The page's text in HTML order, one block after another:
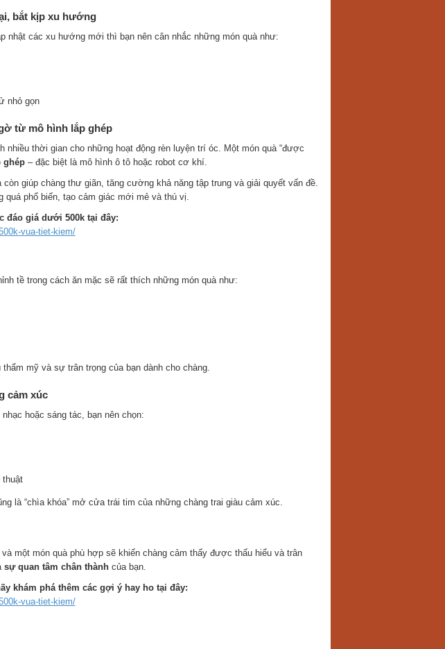
bắt kịp xu hướng
nhật các xu hướng mới thì bạn nên cân nhắc những món quà như:
nhỏ gọn
từ mô hình lắp ghép
thời gian cho những hoạt động rèn luyện trí óc. Một món quà “được
ghép– đặc biệt là mô hình ô tô hoặc robot cơ khí.
giúp chàng thư giãn, tăng cường khả năng tập trung và giải quyết vấn đề.
quá phổ biến, tạo cảm giác mới mẻ và thú vị.
đáo giá dưới 500k tại đây:
vua-tiet-kiem/
tề trong cách ăn mặc sẽ rất thích những món quà như:
mỹ và sự trân trọng của bạn dành cho chàng.
cảm xúc
hoặc sáng tác, bạn nên chọn:
thuật
là “chìa khóa” mở cửa trái tim của những chàng trai giàu cảm xúc.
một món quà phù hợp sẽ khiến chàng cảm thấy được thấu hiểu và trân
sự quan tâm chân thànhcủa bạn.
khám phá thêm các gợi ý hay ho tại đây:
vua-tiet-kiem/